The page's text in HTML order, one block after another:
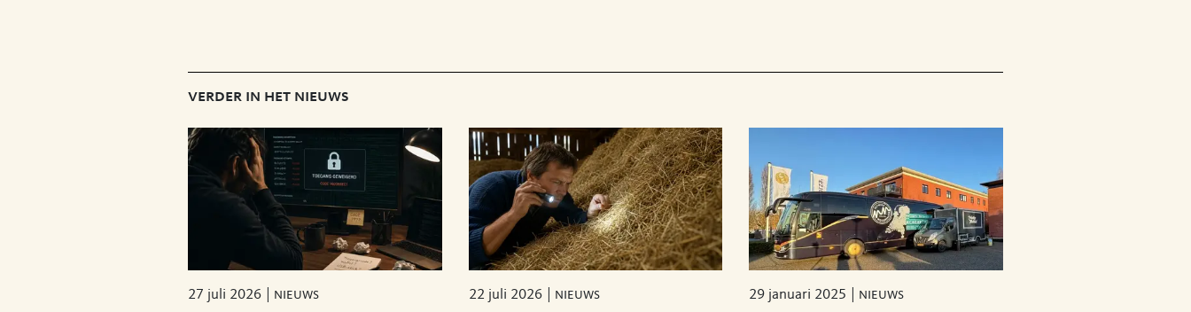
verder in het nieuws
27 juli 2026 nieuws 22 juli 2026 nieuws 29 januari 2025 nieuws